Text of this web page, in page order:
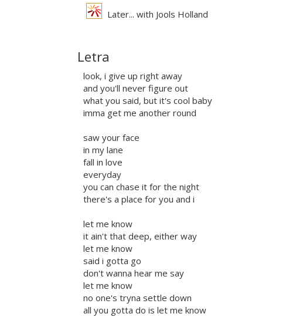
Later... with Jools Holland
Letra
look, i give up right away
and you'll never figure out
what you said, but it's cool baby
imma get me another round
saw your face
in my lane
fall in love
everyday
you can chase it for the night
there's a place for you and i
let me know
it ain't that deep, either way
let me know
said i gotta go
don't wanna hear me say
let me know
no one's tryna settle down
all you gotta do is let me know